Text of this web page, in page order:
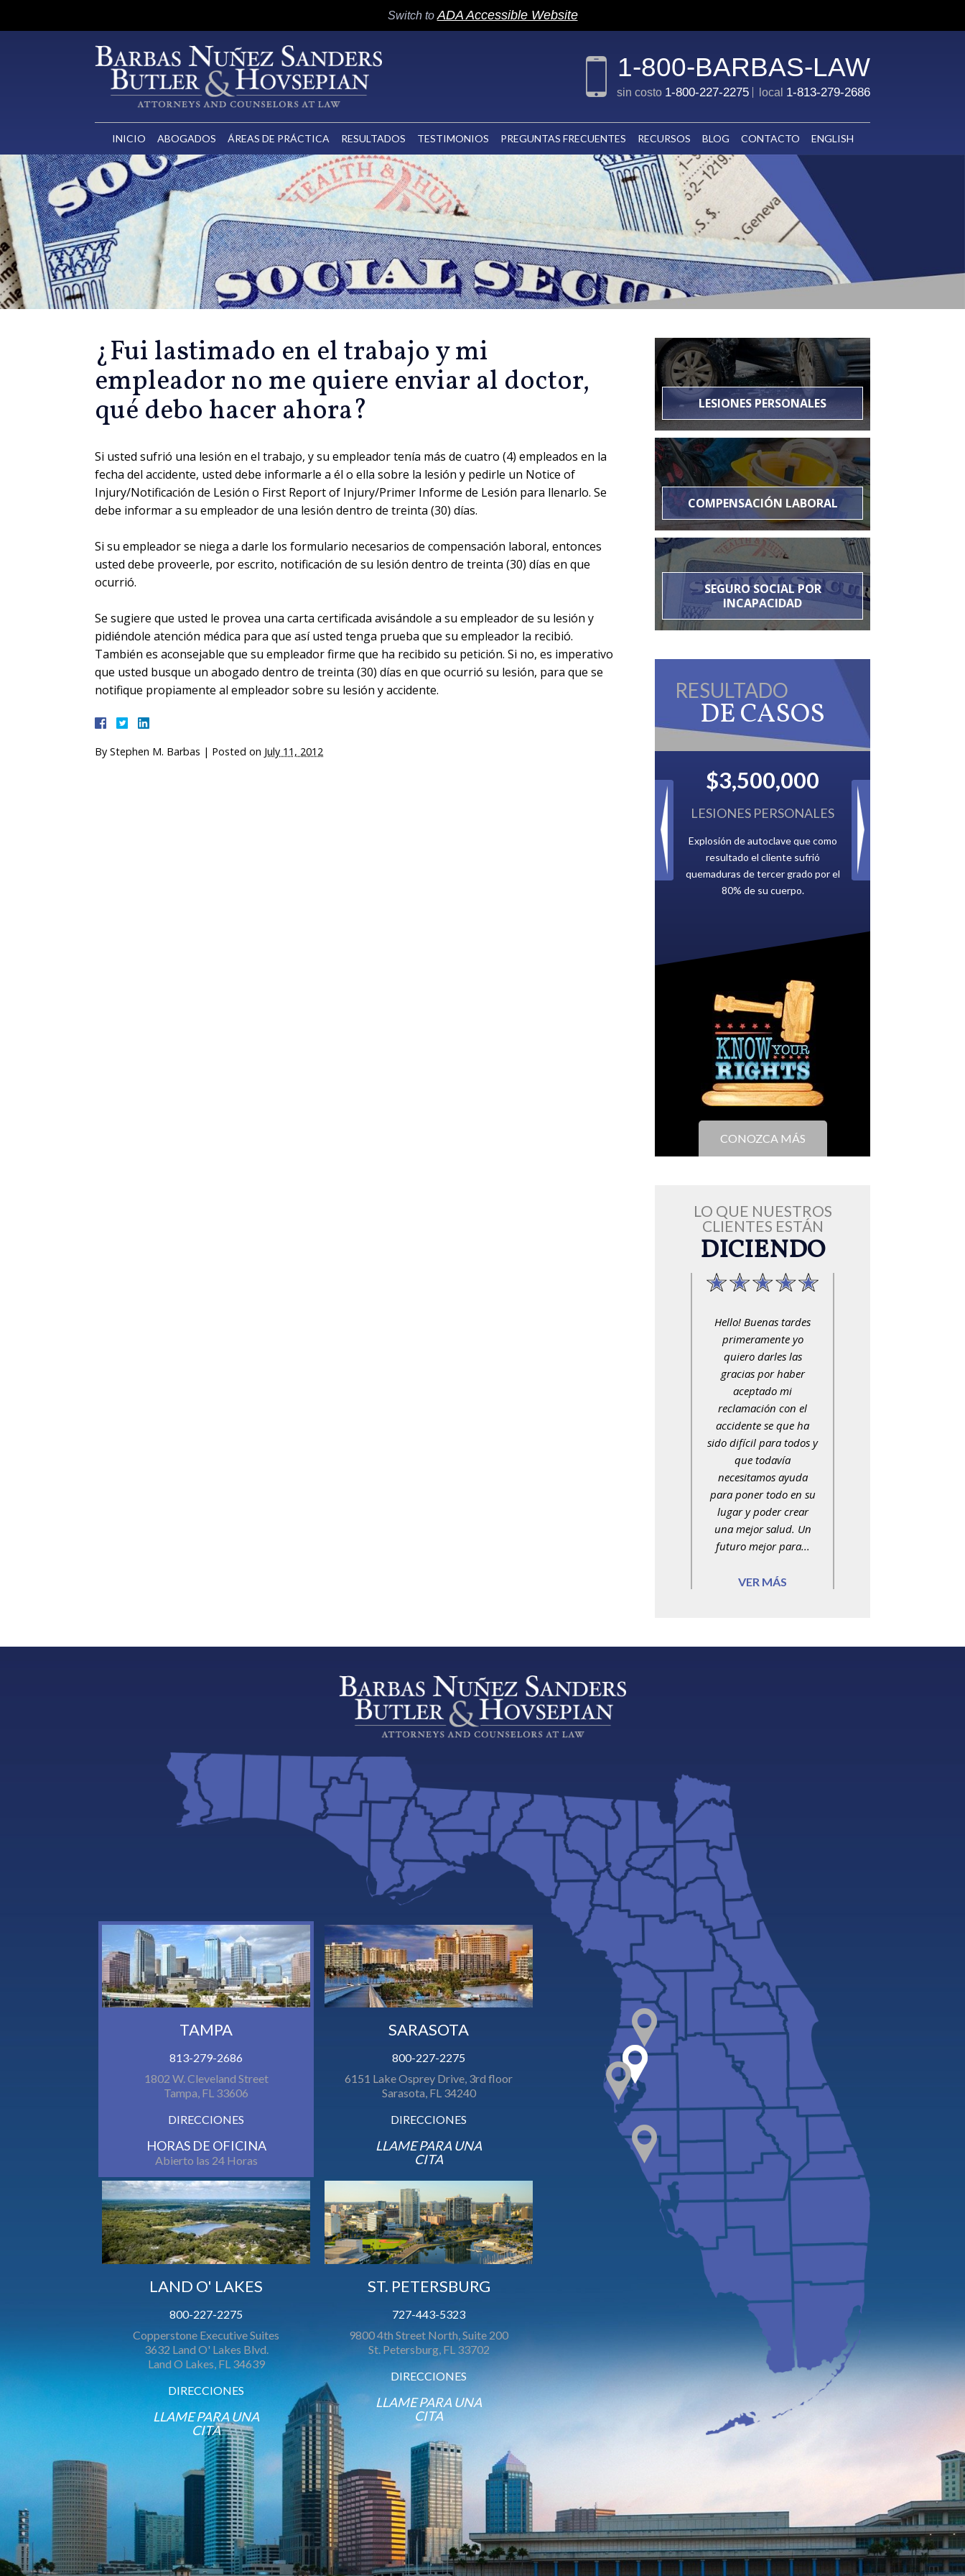
Switch to ADA Accessible Website
1-800-BARBAS-LAW
sin costo 1-800-227-2275 local 1-813-279-2686
INICIO ABOGADOS ÁREAS DE PRÁCTICA RESULTADOS TESTIMONIOS PREGUNTAS FRECUENTES RECURSOS BLOG CONTACTO ENGLISH
¿Fui lastimado en el trabajo y mi
empleador no me quiere enviar al doctor,
qué debo hacer ahora?
Si usted sufrió una lesión en el trabajo, y su empleador tenía más de cuatro (4) empleados en la
fecha del accidente, usted debe informarle a él o ella sobre la lesión y pedirle un Notice of
Injury/Notificación de Lesión o First Report of Injury/Primer Informe de Lesión para llenarlo. Se
debe informar a su empleador de una lesión dentro de treinta (30) días.
Si su empleador se niega a darle los formulario necesarios de compensación laboral, entonces
usted debe proveerle, por escrito, notificación de su lesión dentro de treinta (30) días en que
ocurrió.
Se sugiere que usted le provea una carta certificada avisándole a su empleador de su lesión y
pidiéndole atención médica para que así usted tenga prueba que su empleador la recibió.
También es aconsejable que su empleador firme que ha recibido su petición. Si no, es imperativo
que usted busque un abogado dentro de treinta (30) días en que ocurrió su lesión, para que se
notifique propiamente al empleador sobre su lesión y accidente.
By Stephen M. Barbas | Posted on July 11, 2012
LESIONES PERSONALES
COMPENSACIÓN LABORAL
SEGURO SOCIAL POR
INCAPACIDAD
RESULTADO
DE CASOS
$2,500,000
IMPUESTOS ATRASADOS
Pagado por múltiples compañías de
petróleo que le debían a la Ciudad
de Tampa.
CONOZCA MÁS
LO QUE NUESTROS
CLIENTES ESTÁN
DICIENDO
Hello! Buenas tardes
primeramente yo
quiero darles las
gracias por haber
aceptado mi
reclamación con el
accidente se que ha
sido difícil para todos y
que todavía
necesitamos ayuda
para poner todo en su
lugar y poder crear
una mejor salud. Un
futuro mejor para...
VER MÁS
TAMPA
813-279-2686
1802 W. Cleveland Street
Tampa, FL 33606
DIRECCIONES
HORAS DE OFICINA
Abierto las 24 Horas
SARASOTA
800-227-2275
6151 Lake Osprey Drive, 3rd floor
Sarasota, FL 34240
DIRECCIONES
LLAME PARA UNA
CITA
LAND O' LAKES
800-227-2275
Copperstone Executive Suites
3632 Land O' Lakes Blvd.
Land O Lakes, FL 34639
DIRECCIONES
LLAME PARA UNA
CITA
ST. PETERSBURG
727-443-5323
9800 4th Street North, Suite 200
St. Petersburg, FL 33702
DIRECCIONES
LLAME PARA UNA
CITA